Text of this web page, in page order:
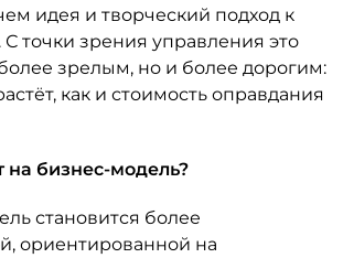
идея и творческий подход к
точки зрения управления это
зрелым, но и более дорогим:
как и стоимость оправдания
на бизнес-модель?
становится более
ориентированной на